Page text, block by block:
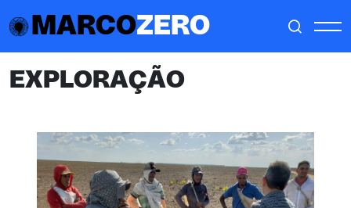
MARCOZERO
EXPLORAÇÃO